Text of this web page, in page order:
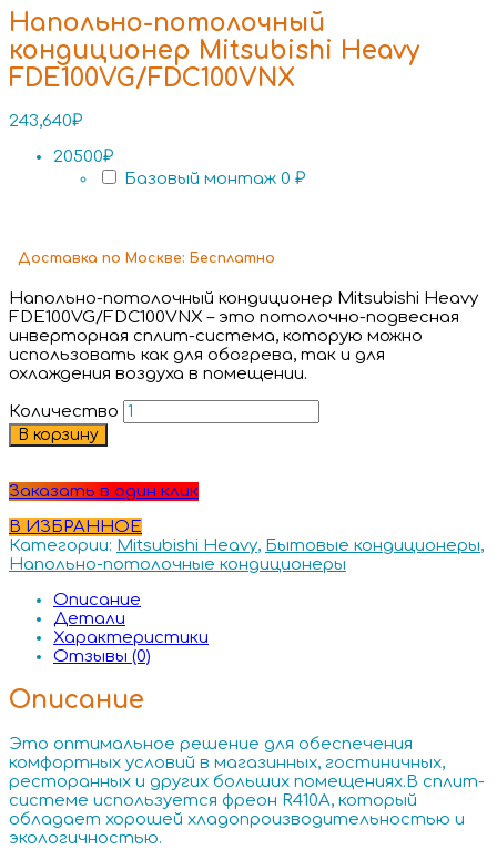
Напольно-потолочный
кондиционер Mitsubishi Heavy
FDE100VG/FDC100VNX
243,640₽
20500₽
Базовый монтаж 0 ₽
Доставка по Москве: Бесплатно
Напольно-потолочный кондиционер Mitsubishi Heavy
FDE100VG/FDC100VNX – это потолочно-подвесная
инверторная сплит-система, которую можно
использовать как для обогрева, так и для
охлаждения воздуха в помещении.
Количество
В корзину
Заказать в один клик
В ИЗБРАННОЕ
Категории: Mitsubishi Heavy, Бытовые кондиционеры,
Напольно-потолочные кондиционеры
Описание
Детали
Характеристики
Отзывы (0)
Описание
Это оптимальное решение для обеспечения
комфортных условий в магазинных, гостиничных,
ресторанных и других больших помещениях.В сплит-
системе используется фреон R410A, который
обладает хорошей хладопроизводительностью и
экологичностью.